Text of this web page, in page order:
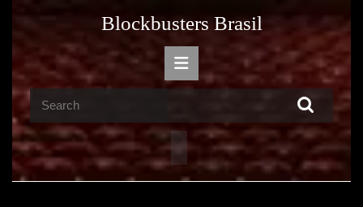
content
Blockbusters Brasil
Button
Search
for: